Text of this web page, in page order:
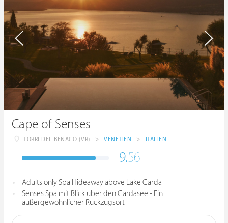
Cape of Senses
TORRI DEL BENACO (VR) > VENETIEN > ITALIEN
9.56
Adults only Spa Hideaway above Lake Garda
Senses Spa mit Blick über den Gardasee - Ein
außergewöhnlicher Rückzugsort